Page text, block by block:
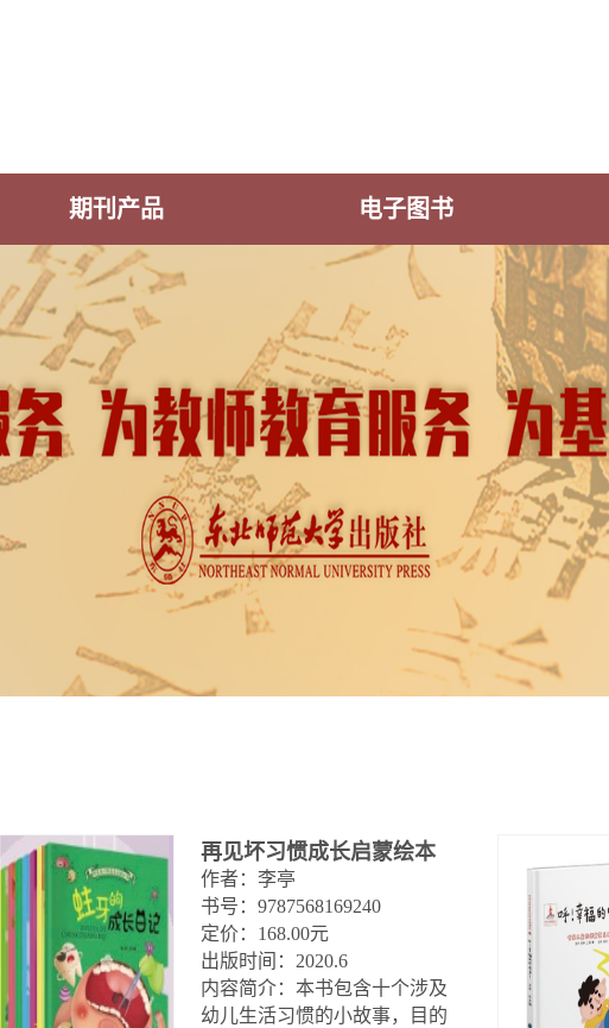
期刊产品 电子图书
再见坏习惯成长启蒙绘本
作者：李亭
书号：9787568169240
定价：168.00元
出版时间：2020.6
内容简介：本书包含十个涉及
幼儿生活习惯的小故事，目的